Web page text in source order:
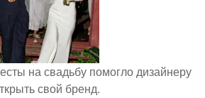
на свадьбу помогло дизайнеру
свой бренд.